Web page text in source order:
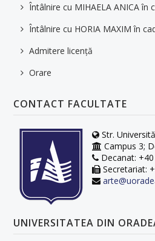
Întâlnire cu MIHAELA ANICA în
Întâlnire cu HORIA MAXIM în
Admitere licență
Orare
CONTACT FACULTATE
Str.
Campus 3;
Decanat:
Secretariat:
UNIVERSITATEA DIN